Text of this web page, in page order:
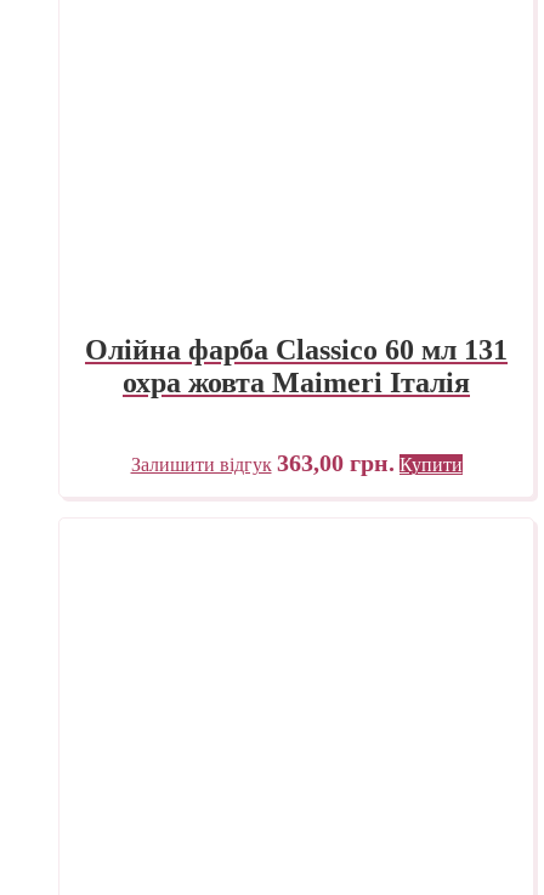
Олійна фарба Classico 60 мл 131
охра жовта Maimeri Італія
Залишити відгук 363,00 грн. Купити